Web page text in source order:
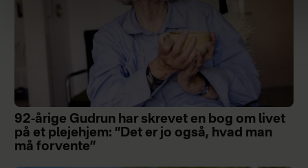
92-årige Gudrun har skrevet en bog om livet
på et plejehjem: ”Det er jo også, hvad man
må forvente”